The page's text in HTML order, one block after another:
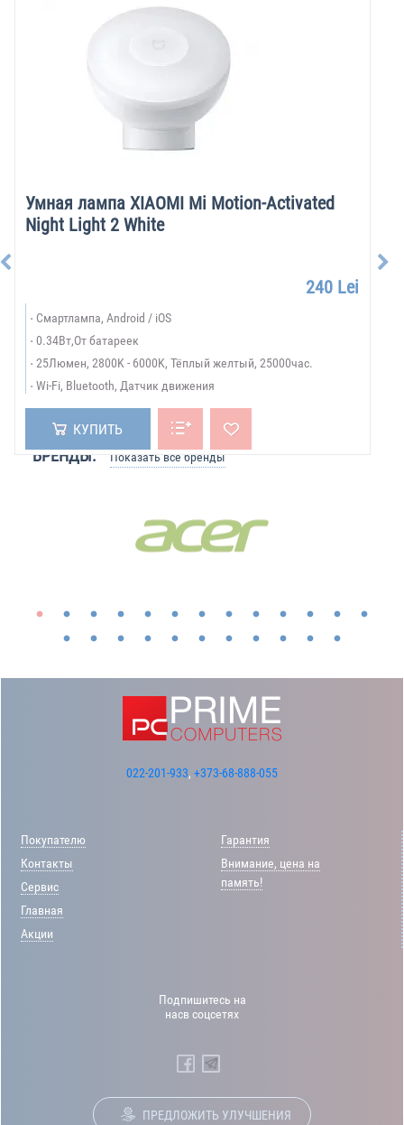
Умная лампа XIAOMI Mi Motion-Activated
Night Light 2 White
240 Lei
Смартлампа, Android / iOS
0.34Вт,От батареек
25Люмен, 2800K - 6000K, Тёплый желтый, 25000час.
Wi-Fi, Bluetooth, Датчик движения
КУПИТЬ
БРЕНДЫ: Показать все бренды
022-201-933, +373-68-888-055
Покупателю
Контакты
Сервис
Главная
Акции
Гарантия
Внимание, цена на
память!
Подпишитесь на
насв соцсетях
ПРЕДЛОЖИТЬ УЛУЧШЕНИЯ